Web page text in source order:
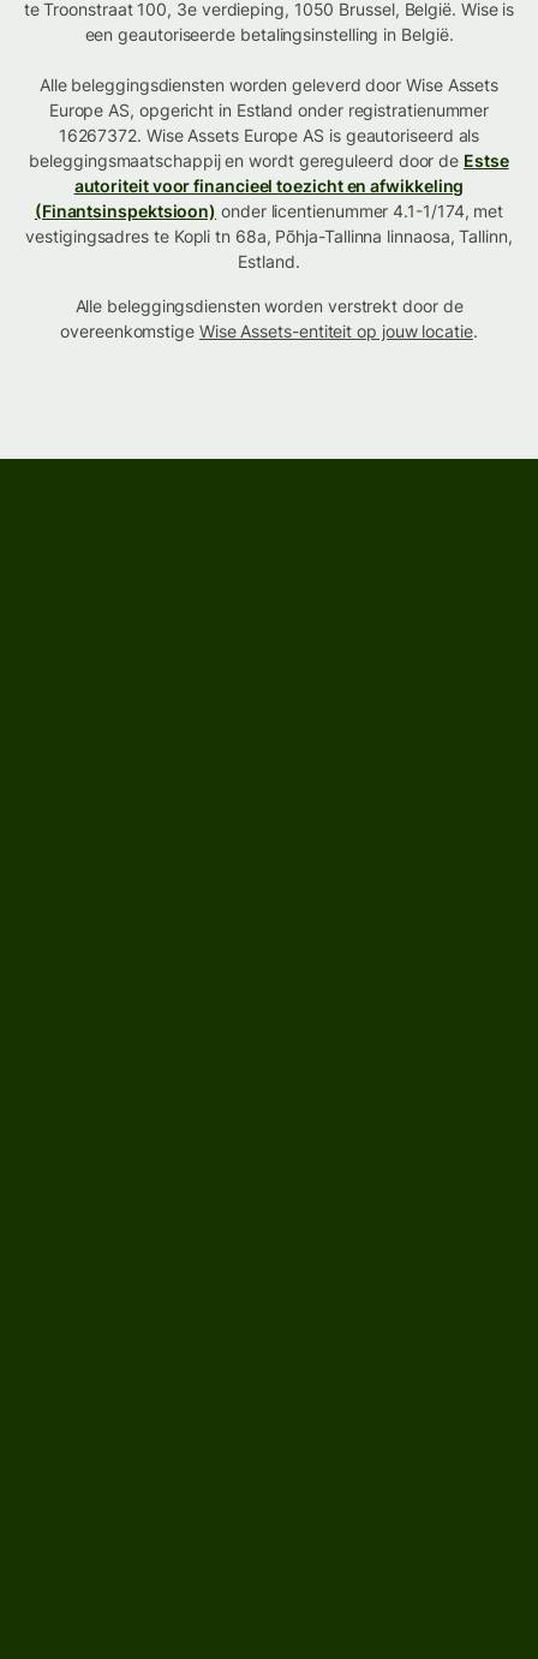
te Troonstraat 100, 3e verdieping, 1050 Brussel, België. Wise is
een geautoriseerde betalingsinstelling in België.
Alle beleggingsdiensten worden geleverd door Wise Assets
Europe AS, opgericht in Estland onder registratienummer
16267372. Wise Assets Europe AS is geautoriseerd als
beleggingsmaatschappij en wordt gereguleerd door de Estse
autoriteit voor financieel toezicht en afwikkeling
(Finantsinspektsioon) onder licentienummer 4.1-1/174, met
vestigingsadres te Kopli tn 68a, Põhja-Tallinna linnaosa, Tallinn,
Estland.
Alle beleggingsdiensten worden verstrekt door de
overeenkomstige Wise Assets-entiteit op jouw locatie.